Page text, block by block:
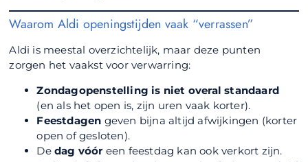
Waarom Aldi openingstijden vaak “verrassen”
Aldi is meestal overzichtelijk, maar deze punten
zorgen het vaakst voor verwarring:
Zondagopenstelling is niet overal standaard
(en als het open is, zijn uren vaak korter).
Feestdagen geven bijna altijd afwijkingen (korter
open of gesloten).
Dedag vóór een feestdag kan ook verkort zijn.